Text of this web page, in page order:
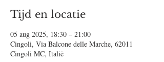
Tijd en locatie
05 aug 2025, 18:30 – 21:00
Cingoli, Via Balcone delle Marche, 62011
Cingoli MC, Italië